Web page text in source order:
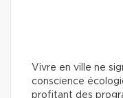
Vivre en ville ne
conscience
profitant des